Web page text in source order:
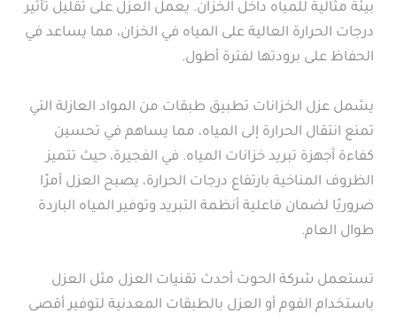
بيئة مثالية للمياه داخل الخزان. يعمل العزل على تقليل تأثير
درجات الحرارة العالية على المياه في الخزان، مما يساعد في
الحفاظ على برودتها لفترة أطول.
يشمل عزل الخزانات تطبيق طبقات من المواد العازلة التي
تمنع انتقال الحرارة إلى المياه، مما يساهم في تحسين
كفاءة أجهزة تبريد خزانات المياه. في الفجيرة، حيث تتميز
الظروف المناخية بارتفاع درجات الحرارة، يصبح العزل أمرًا
ضروريًا لضمان فاعلية أنظمة التبريد وتوفير المياه الباردة
طوال العام.
تستعمل شركة الحوت أحدث تقنيات العزل مثل العزل
باستخدام الفوم أو العزل بالطبقات المعدنية لتوفير أقصى